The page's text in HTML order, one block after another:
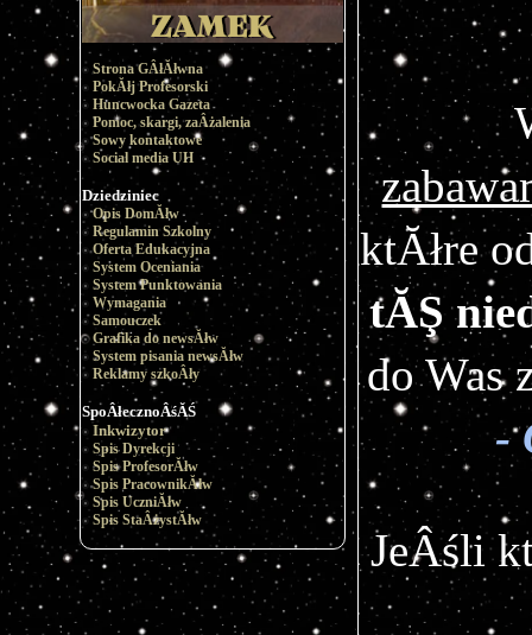
Strona GÂłĂłwna
PokĂłj Profesorski
Huncwocka Gazeta
Pomoc, skargi, zaÂżalenia
Sowy kontaktowe
Social media UH
Dziedziniec
Opis DomĂłw
Regulamin Szkolny
Oferta Edukacyjna
System Oceniania
System Punktowania
Wymagania
Samouczek
Grafika do newsĂłw
System pisania newsĂłw
Reklamy szkoÂły
SpoÂłecznoÂśĂŚ
Inkwizytor
Spis Dyrekcji
Spis ProfesorĂłw
Spis PracownikĂłw
Spis UczniĂłw
Spis StaÂżystĂłw
tĂŞ
do Was
-